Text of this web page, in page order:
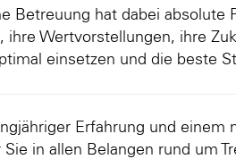
Betreuung hat dabei
ihre Wertvorstellungen, ihre
einsetzen und die beste
Erfahrung und einem
in allen Belangen rund um